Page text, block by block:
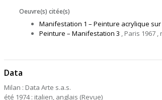
Oeuvre(s) citée(s)
Manifestation 1 – Peinture acrylique
Peinture – Manifestation 3 , Paris 1967 ,
Data
Milan : Data Arte s.a.s.
été 1974 : italien, anglais (Revue)